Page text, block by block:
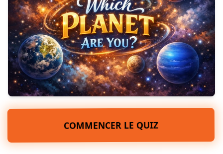
COMMENCER LE QUIZ